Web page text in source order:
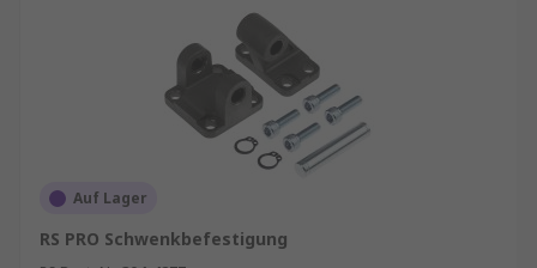
Auf Lager
RS PRO Schwenkbefestigung